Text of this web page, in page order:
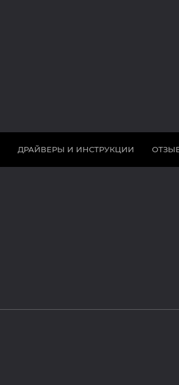
ДРАЙВЕРЫ И ИНСТРУКЦИИ